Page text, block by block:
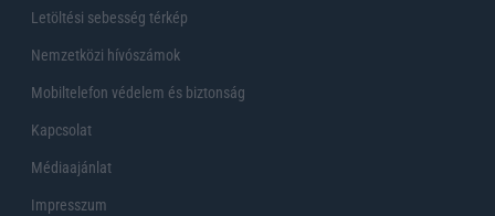
Letöltési sebesség térkép
Nemzetközi hívószámok
Mobiltelefon védelem és biztonság
Kapcsolat
Médiaajánlat
Impresszum